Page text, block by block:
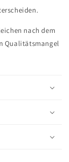
nach dem
Qualitätsmangel